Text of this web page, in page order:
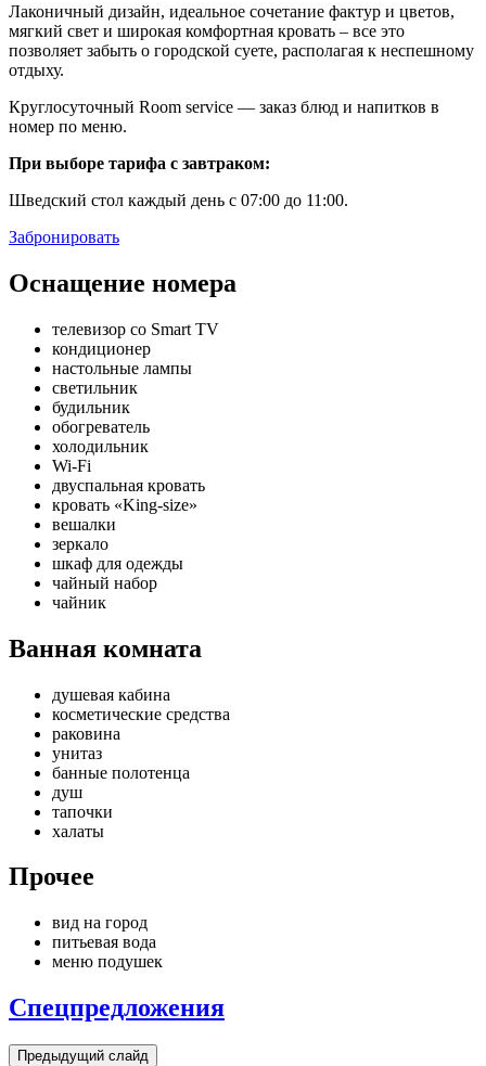
Лаконичный дизайн, идеальное сочетание фактур и цветов,
мягкий свет и широкая комфортная кровать – все это
позволяет забыть о городской суете, располагая к неспешному
отдыху.
Круглосуточный Room service — заказ блюд и напитков в
номер по меню.
При выборе тарифа с завтраком:
Шведский стол каждый день с 07:00 до 11:00.
Забронировать
Оснащение номера
телевизор со Smart TV
кондиционер
настольные лампы
светильник
будильник
обогреватель
холодильник
Wi-Fi
двуспальная кровать
кровать «King-size»
вешалки
зеркало
шкаф для одежды
чайный набор
чайник
Ванная комната
душевая кабина
косметические средства
раковина
унитаз
банные полотенца
душ
тапочки
халаты
Прочее
вид на город
питьевая вода
меню подушек
Спецпредложения
Предыдущий слайд